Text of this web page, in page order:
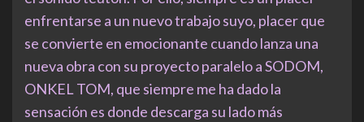
enfrentarse a un nuevo trabajo suyo, placer que
se convierte en emocionante cuando lanza una
nueva obra con su proyecto paralelo a SODOM,
ONKEL TOM, que siempre me ha dado la
sensación es donde descarga su lado más